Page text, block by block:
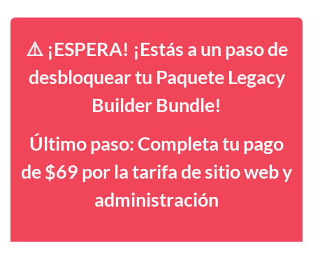
⚠️ ¡ESPERA! ¡Estás a un paso de
desbloquear tu Paquete Legacy
Builder Bundle!
Último paso: Completa tu pago
de $69 por la tarifa de sitio web y
administración